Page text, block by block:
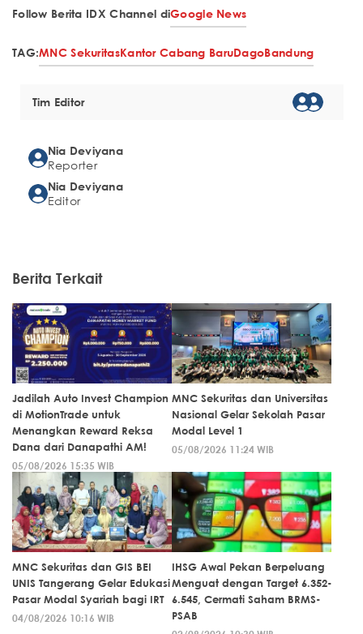
Follow Berita IDX Channel diGoogle News
TAG:MNC SekuritasKantor Cabang BaruDagoBandung
Tim Editor
Nia Deviyana
Reporter
Nia Deviyana
Editor
Berita Terkait
Jadilah Auto Invest Champion
di MotionTrade untuk
Menangkan Reward Reksa
Dana dari Danapathi AM!
05/08/2026 15:35 WIB
MNC Sekuritas dan Universitas
Nasional Gelar Sekolah Pasar
Modal Level 1
05/08/2026 11:24 WIB
MNC Sekuritas dan GIS BEI
UNIS Tangerang Gelar Edukasi
Pasar Modal Syariah bagi IRT
04/08/2026 10:16 WIB
IHSG Awal Pekan Berpeluang
Menguat dengan Target 6.352-
6.545, Cermati Saham BRMS-
PSAB